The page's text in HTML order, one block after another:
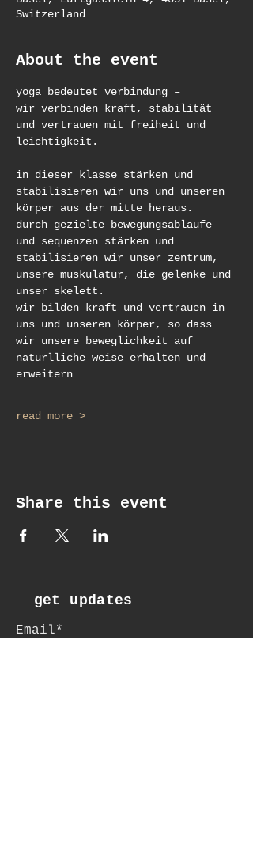
Switzerland
About the event
yoga bedeutet verbindung –
wir verbinden kraft, stabilität
und vertrauen mit freiheit und
leichtigkeit.
in dieser klasse stärken und
stabilisieren wir uns und unseren
körper aus der mitte heraus.
durch gezielte bewegungsabläufe
und sequenzen stärken und
stabilisieren wir unser zentrum,
unsere muskulatur, die gelenke und
unser skelett.
wir bilden kraft und vertrauen in
uns und unseren körper, so dass
wir unsere beweglichkeit auf
natürlliche weise erhalten und
erweitern
read more >
Share this event
get updates
Email*